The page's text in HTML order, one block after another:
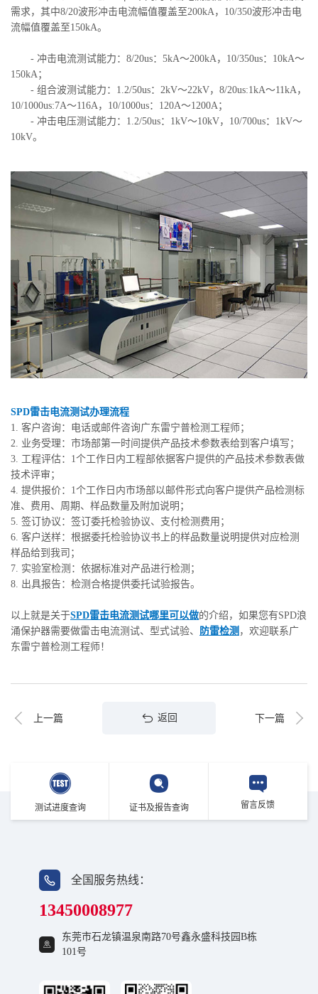
需求，其中8/20波形冲击电流幅值覆盖至200kA，10/350波形冲击电
流幅值覆盖至150kA。
- 冲击电流测试能力：8/20us：5kA～200kA，10/350us：10kA～
150kA；
- 组合波测试能力：1.2/50us：2kV～22kV，8/20us:1kA～11kA，
10/1000us:7A～116A，10/1000us：120A～1200A；
- 冲击电压测试能力：1.2/50us：1kV～10kV，10/700us：1kV～
10kV。
SPD雷击电流测试办理流程
1. 客户咨询：电话或邮件咨询广东雷宁普检测工程师；
2. 业务受理：市场部第一时间提供产品技术参数表给到客户填写；
3. 工程评估：1个工作日内工程部依据客户提供的产品技术参数表做
技术评审；
4. 提供报价：1个工作日内市场部以邮件形式向客户提供产品检测标
准、费用、周期、样品数量及附加说明；
5. 签订协议：签订委托检验协议、支付检测费用；
6. 客户送样：根据委托检验协议书上的样品数量说明提供对应检测
样品给到我司；
7. 实验室检测：依据标准对产品进行检测；
8. 出具报告：检测合格提供委托试验报告。
以上就是关于SPD雷击电流测试哪里可以做的介绍，如果您有SPD浪
涌保护器需要做雷击电流测试、型式试验、
防雷检测 ，欢迎联系广
东雷宁普检测工程师！
上一篇 返回 下一篇
测试进度查询 证书及报告查询 留言反馈
全国服务热线：
13450008977
东莞市石龙镇温泉南路70号鑫永盛科技园B栋
101号